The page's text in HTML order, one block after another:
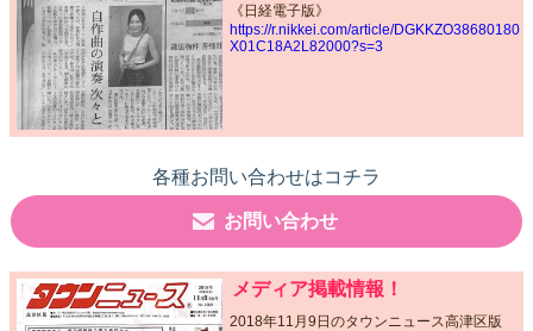
《日経電子版》
https://r.nikkei.com/article/DGKKZO38680180
X01C18A2L82000?s=3
各種お問い合わせはコチラ
お問い合わせ
メディア掲載情報！
2018年11月9日のタウンニュース高津区版